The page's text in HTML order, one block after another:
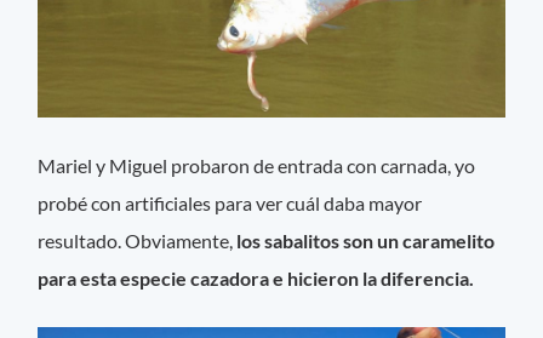
Mariel y Miguel probaron de entrada con carnada, yo
probé con artificiales para ver cuál daba mayor
resultado. Obviamente, los sabalitos son un caramelito
para esta especie cazadora e hicieron la diferencia.